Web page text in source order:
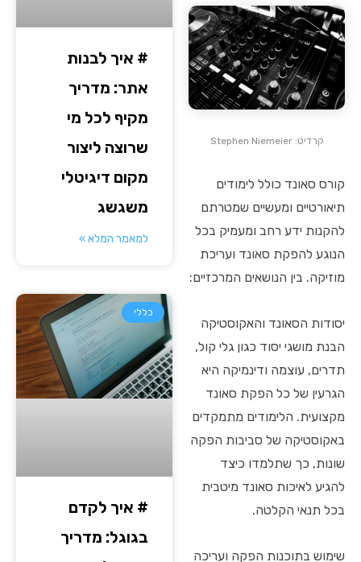
קרדיט: Stephen Niemeier
קורס סאונד כולל לימודים
תיאורטיים ומעשיים שמטרתם
להקנות ידע רחב ומעמיק בכל
הנוגע להפקת סאונד ועריכת
מוזיקה. בין הנושאים המרכזיים:
יסודות הסאונד והאקוסטיקה
הבנת מושגי יסוד כגון גלי קול,
תדרים, עוצמה ודינמיקה היא
הגרעין של כל הפקת סאונד
מקצועית. הלימודים מתמקדים
באקוסטיקה של סביבות הפקה
שונות, כך שתלמדו כיצד
להגיע לאיכות סאונד מיטבית
בכל תנאי הקלטה.
שימוש בתוכנות הפקה ועריכה
# איך לבנות
אתר: מדריך
מקיף לכל מי
שרוצה ליצור
מקום דיגיטלי
משגשג
למאמר המלא »
כללי
# איך לקדם
בגוגל: מדריך